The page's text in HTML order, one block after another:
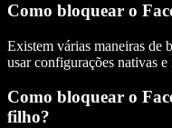
Como bloquear o
Existem várias maneiras de
usar configurações nativas
Como bloquear o
filho?